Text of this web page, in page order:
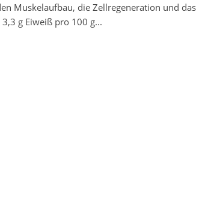
Muskelaufbau, die Zellregeneration und das
g Eiweiß pro 100 g...